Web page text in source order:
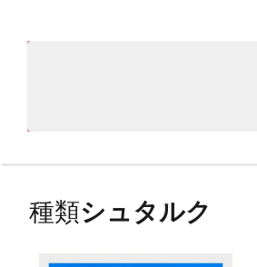
種類シュタルク